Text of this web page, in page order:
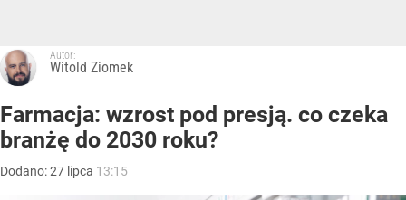
Autor:
Witold Ziomek
Farmacja: wzrost pod presją. co czeka
branżę do 2030 roku?
Dodano:27 lipca 13:15